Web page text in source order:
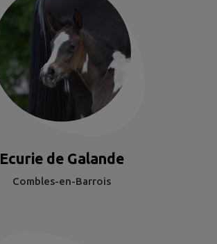
Ecurie de Galande
Combles-en-Barrois